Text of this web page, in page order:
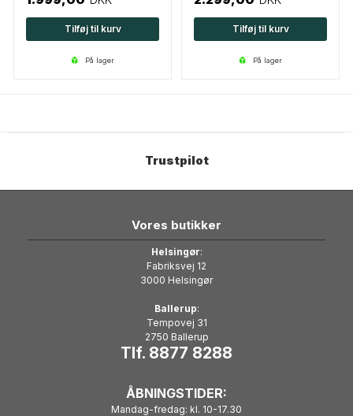
Tilføj til kurv
på lager
Tilføj til kurv
på lager
Trustpilot
Vores butikker
Helsingør:
Fabriksvej 12
3000 Helsingør
Ballerup:
Tempovej 31
2750 Ballerup
Tlf. 8877 8288
ÅBNINGSTIDER:
Mandag-fredag: kl. 10-17.30